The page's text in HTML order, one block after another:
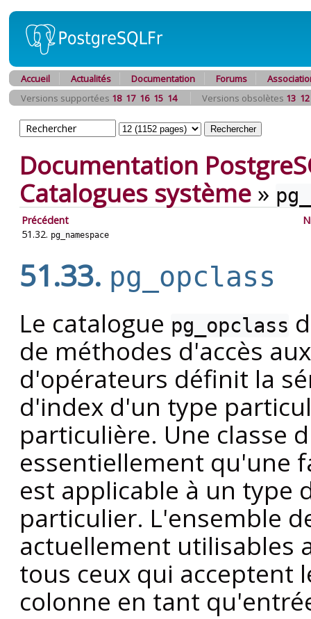
Accueil Actualités Documentation Forums
Versions supportées 18 17 16 15 14 Versions obsolètes 13 12
Documentation
Catalogues système »
Précédent
51.32. pg_namespace
51.33. pg_opclass
Le catalogue pg_opclass
de méthodes d'accès
d'opérateurs définit la
d'index d'un type
particulière. Une classe
essentiellement qu'une
est applicable à un type
particulier. L'ensemble
actuellement utilisables
tous ceux qui acceptent
colonne en tant